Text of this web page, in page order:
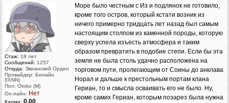
Стаж: 18 лет
Сообщений: 1257
Откуда: Эвианский Орден
Провайдер: Билайн
(IXNN)
Пол: Otoko (M)
Он-лайн: Нет
Море было честным с Из и подлянок не готовило,
кроме того остров, который кстати возник из
ничего примерно тридцать лет назад был самым
настоящим столпом из каменной породы, которую
сверху успела изъесть атмосфера и таким
образом превратить в подобие степи. Если бы эта
земля не была столь удачно расположена на
торговом пути, пролегающим от Соины до анклава
Норал и дальше к престольным портам клана
Гериан, то и смысла осваивать его не было. Ну,
кроме самих Гериан, которым позарез была нужна